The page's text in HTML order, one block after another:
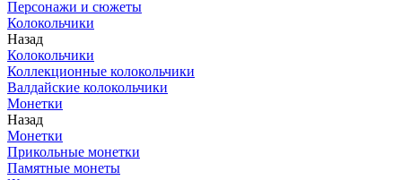
Персонажи и сюжеты
Колокольчики
Назад
Колокольчики
Коллекционные колокольчики
Валдайские колокольчики
Монетки
Назад
Монетки
Прикольные монетки
Памятные монеты